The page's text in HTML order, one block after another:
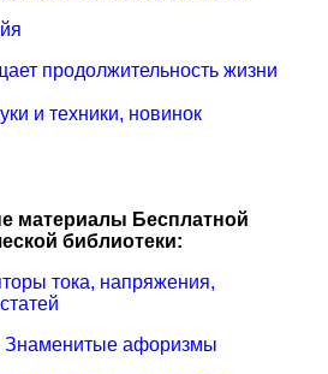
продолжительность жизни
и техники, новинок
материалы Бесплатной
библиотеки:
тока, напряжения,
Знаменитые афоризмы